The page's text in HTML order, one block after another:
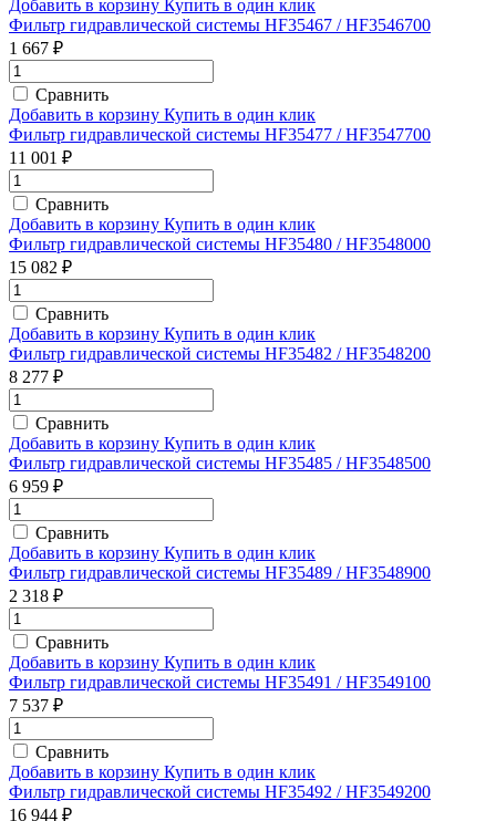
Добавить в корзину Купить в один клик
Фильтр гидравлической системы HF35467 / HF3546700
1 667 ₽
Сравнить
Добавить в корзину Купить в один клик
Фильтр гидравлической системы HF35477 / HF3547700
11 001 ₽
Сравнить
Добавить в корзину Купить в один клик
Фильтр гидравлической системы HF35480 / HF3548000
15 082 ₽
Сравнить
Добавить в корзину Купить в один клик
Фильтр гидравлической системы HF35482 / HF3548200
8 277 ₽
Сравнить
Добавить в корзину Купить в один клик
Фильтр гидравлической системы HF35485 / HF3548500
6 959 ₽
Сравнить
Добавить в корзину Купить в один клик
Фильтр гидравлической системы HF35489 / HF3548900
2 318 ₽
Сравнить
Добавить в корзину Купить в один клик
Фильтр гидравлической системы HF35491 / HF3549100
7 537 ₽
Сравнить
Добавить в корзину Купить в один клик
Фильтр гидравлической системы HF35492 / HF3549200
16 944 ₽